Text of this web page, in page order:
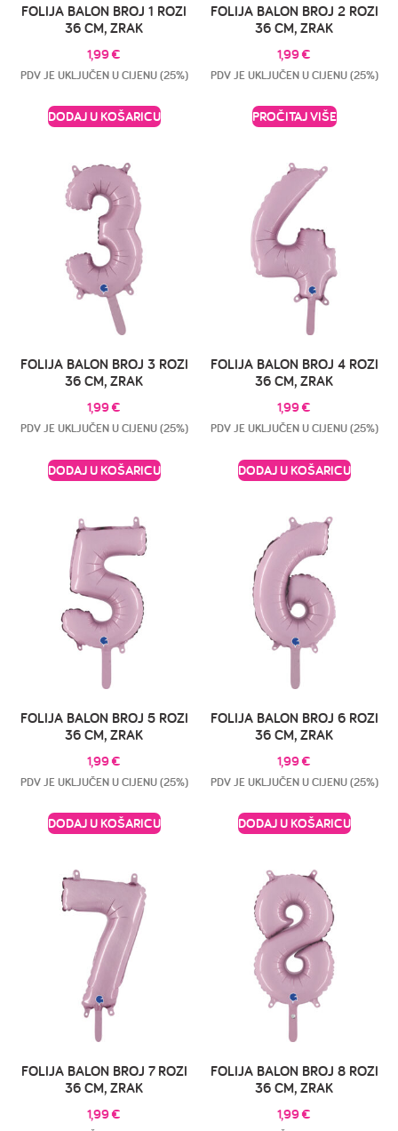
FOLIJA BALON BROJ 1 ROZI
36 CM, ZRAK
1,99€
PDV JE UKLJUČEN U CIJENU (25%)
DODAJ U KOŠARICU
FOLIJA BALON BROJ 2 ROZI
36 CM, ZRAK
1,99€
PDV JE UKLJUČEN U CIJENU (25%)
PROČITAJ VIŠE
FOLIJA BALON BROJ 3 ROZI
36 CM, ZRAK
1,99€
PDV JE UKLJUČEN U CIJENU (25%)
DODAJ U KOŠARICU
FOLIJA BALON BROJ 4 ROZI
36 CM, ZRAK
1,99€
PDV JE UKLJUČEN U CIJENU (25%)
DODAJ U KOŠARICU
FOLIJA BALON BROJ 5 ROZI
36 CM, ZRAK
1,99€
PDV JE UKLJUČEN U CIJENU (25%)
DODAJ U KOŠARICU
FOLIJA BALON BROJ 6 ROZI
36 CM, ZRAK
1,99€
PDV JE UKLJUČEN U CIJENU (25%)
DODAJ U KOŠARICU
FOLIJA BALON BROJ 7 ROZI
36 CM, ZRAK
1,99€
FOLIJA BALON BROJ 8 ROZI
36 CM, ZRAK
1,99€